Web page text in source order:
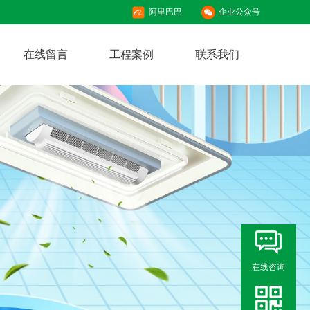
阿里巴巴 企业公众号
在线留言 工程案例 联系我们
在线咨询